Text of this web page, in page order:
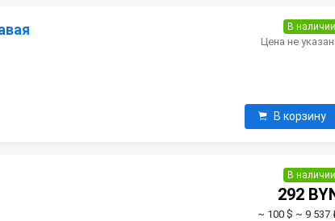
В наличии
Цена не
В корзину
В наличии
292
~ 100 $ ~ 9 537